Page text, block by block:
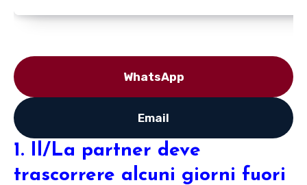
WhatsApp
Email
1. Il/La partner deve
trascorrere alcuni giorni fuori